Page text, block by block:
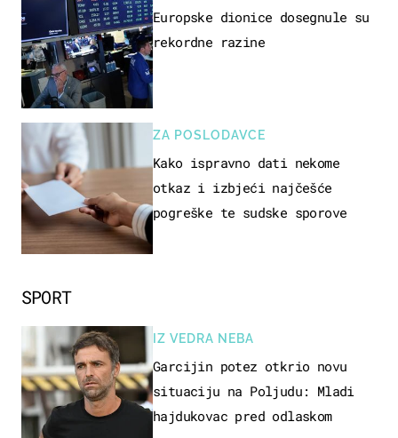
SPORT
IZ VEDRA NEBA
Garcijin potez otkrio novu
situaciju na Poljudu: Mladi
hajdukovac pred odlaskom
Europske dionice dosegnule su
rekordne razine
ZA POSLODAVCE
Kako ispravno dati nekome
otkaz i izbjeći najčešće
pogreške te sudske sporove